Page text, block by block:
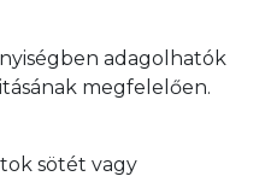
adagolhatók
megfelelően.
sötét vagy